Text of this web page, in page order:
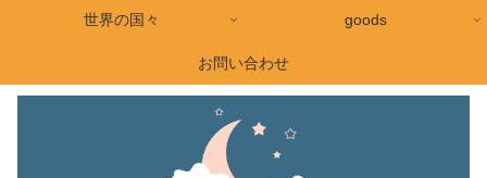
世界の国々 goods
お問い合わせ